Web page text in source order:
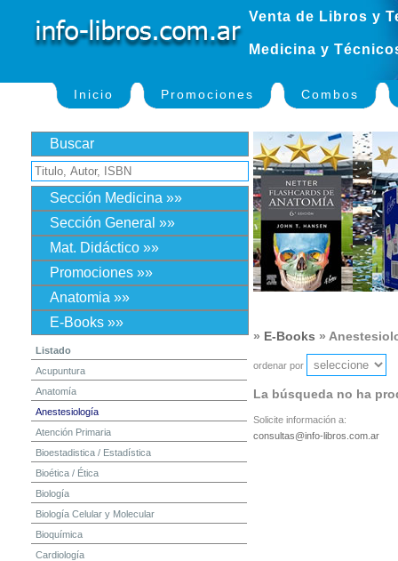
Venta de Libros y
Medicina y
Inicio Promociones Combos
Buscar
Sección Medicina »»
Sección General »»
Mat. Didáctico »»
Promociones »»
Anatomia »»
E-Books »»
Listado
Acupuntura
Anatomía
Anestesiología
Atención Primaria
Bioestadistica / Estadística
Bioética / Ética
Biología
Biología Celular y Molecular
Bioquímica
Cardiología
» E-Books »
ordenar por
La búsqueda no ha
Solicite información a:
consultas@info-libros.com.ar